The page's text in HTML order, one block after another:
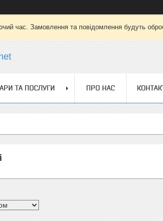
час. Замовлення та повідомлення будуть
ТА ПОСЛУГИ ПРО НАС